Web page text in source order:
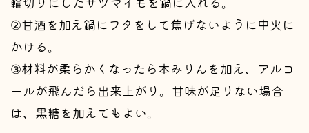
②甘酒を加え鍋にフタをして焦げないように中火に
かける。
③材料が柔らかくなったら本みりんを加え、アルコ
ールが飛んだら出来上がり。甘味が足りない場合
は、黒糖を加えてもよい。